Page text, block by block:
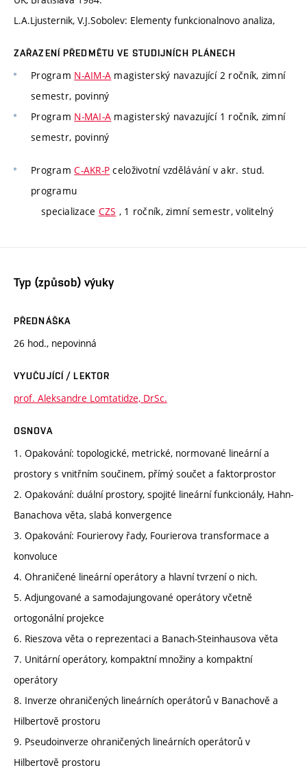
L.A.Ljusternik, V.J.Sobolev: Elementy funkcionalnovo analiza,
ZAŘAZENÍ PŘEDMĚTU VE STUDIJNÍCH PLÁNECH
Program N-AIM-A magisterský navazující 2 ročník, zimní
semestr, povinný
Program N-MAI-A magisterský navazující 1 ročník, zimní
semestr, povinný
ProgramC-AKR-P celoživotní vzdělávání v akr. stud.
programu
specializace CZS , 1 ročník, zimní semestr, volitelný
Typ (způsob) výuky
PŘEDNÁŠKA
26 hod., nepovinná
VYUČUJÍCÍ / LEKTOR
prof. Aleksandre Lomtatidze, DrSc.
OSNOVA
1. Opakování: topologické, metrické, normované lineární a
prostory s vnitřním součinem, přímý součet a faktorprostor
2. Opakování: duální prostory, spojité lineární funkcionály, Hahn-
Banachova věta, slabá konvergence
3. Opakování: Fourierovy řady, Fourierova transformace a
konvoluce
4. Ohraničené lineární operátory a hlavní tvrzení o nich.
5. Adjungované a samodajungované operátory včetně
ortogonální projekce
6. Rieszova věta o reprezentaci a Banach-Steinhausova věta
7. Unitární operátory, kompaktní množiny a kompaktní
operátory
8. Inverze ohraničených lineárních operátorů v Banachově a
Hilbertově prostoru
9. Pseudoinverze ohraničených lineárních operátorů v
Hilbertově prostoru